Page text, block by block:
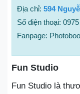
Địa chỉ: 594
Số điện thoại:
Fanpage:
Fun Studio
Fun Studio là